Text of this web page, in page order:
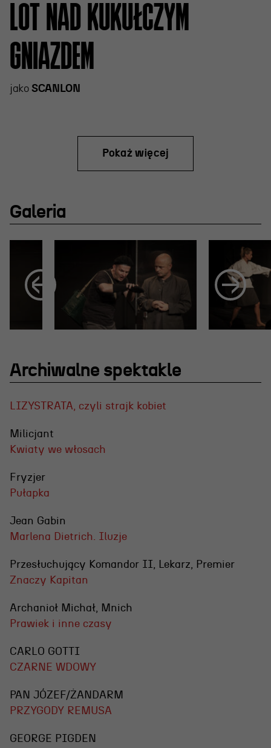
LOT NAD KUKUŁCZYM
GNIAZDEM
jakoSCANLON
Pokaż więcej
Galeria
Archiwalne spektakle
LIZYSTRATA, czyli strajk kobiet
Milicjant
Kwiaty we włosach
Fryzjer
Pułapka
Jean Gabin
Marlena Dietrich. Iluzje
Przesłuchujący Komandor II, Lekarz, Premier
Znaczy Kapitan
Archanioł Michał, Mnich
Prawiek i inne czasy
CARLO GOTTI
CZARNE WDOWY
PAN JÓZEF/ŻANDARM
PRZYGODY REMUSA
GEORGE PIGDEN